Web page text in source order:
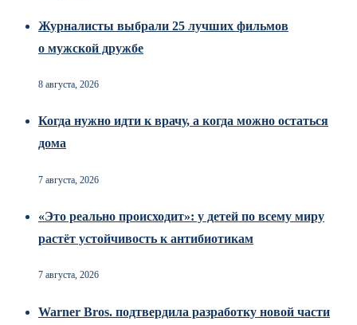
Журналисты выбрали 25 лучших фильмов
о мужской дружбе
8 августа, 2026
Когда нужно идти к врачу, а когда можно остаться
дома
7 августа, 2026
«Это реально происходит»: у детей по всему миру
растёт устойчивость к антибиотикам
7 августа, 2026
Warner Bros. подтвердила разработку новой части